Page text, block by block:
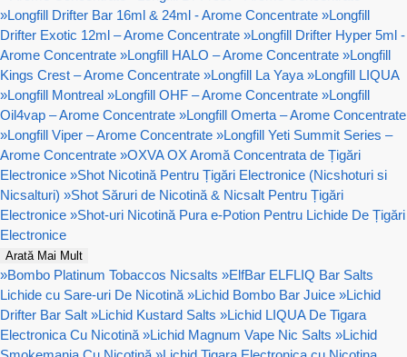
»Longfill Drifter Bar 16ml & 24ml - Arome Concentrate »Longfill
Drifter Exotic 12ml – Arome Concentrate »Longfill Drifter Hyper 5ml -
Arome Concentrate »Longfill HALO – Arome Concentrate »Longfill
Kings Crest – Arome Concentrate »Longfill La Yaya »Longfill LIQUA
»Longfill Montreal »Longfill OHF – Arome Concentrate »Longfill
Oil4vap – Arome Concentrate »Longfill Omerta – Arome Concentrate
»Longfill Viper – Arome Concentrate »Longfill Yeti Summit Series –
Arome Concentrate »OXVA OX Aromă Concentrata de Țigări
Electronice »Shot Nicotină Pentru Țigări Electronice (Nicshoturi si
Nicsalturi) »Shot Săruri de Nicotină & Nicsalt Pentru Țigări
Electronice »Shot-uri Nicotină Pura e-Potion Pentru Lichide De Țigări
Electronice
Arată Mai Mult
»Bombo Platinum Tobaccos Nicsalts »ElfBar ELFLIQ Bar Salts
Lichide cu Sare-uri De Nicotină »Lichid Bombo Bar Juice »Lichid
Drifter Bar Salt »Lichid Kustard Salts »Lichid LIQUA De Tigara
Electronica Cu Nicotină »Lichid Magnum Vape Nic Salts »Lichid